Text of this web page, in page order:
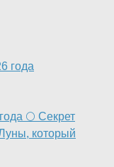
🌕 Секрет
который